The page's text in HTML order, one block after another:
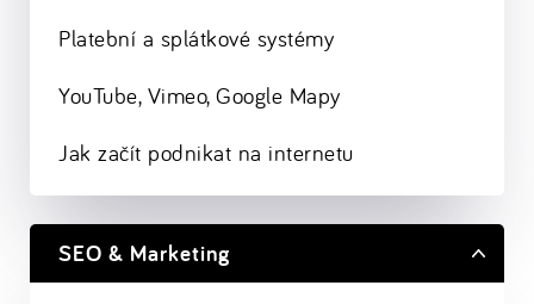
Platební a splátkové systémy
YouTube, Vimeo, Google Mapy
Jak začít podnikat na internetu
SEO & Marketing